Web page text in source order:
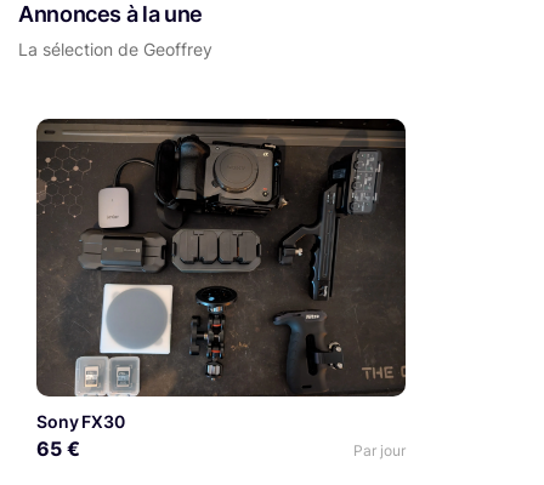
Annonces à la une
La sélection de Geoffrey
Sony FX30
65 € Par jour